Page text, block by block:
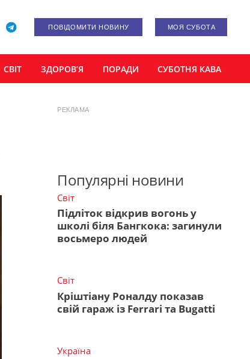
ПОВІДОМИТИ НОВИНУ МОЯ СУБОТА
СВІТ ЗДОРОВ’Я ПОРАДИ СУБОТНЯ КАВА
РЕКЛАМА
Популярні новини
Світ
Підліток відкрив вогонь у
школі біля Бангкока: загинули
восьмеро людей
Світ
Кріштіану Роналду показав
свій гараж із Ferrari та Bugatti
Україна